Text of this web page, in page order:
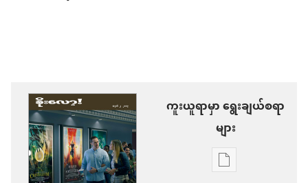
ကူးယူရာမှာ ရွေးချယ်စရာ
များ
စာပေ